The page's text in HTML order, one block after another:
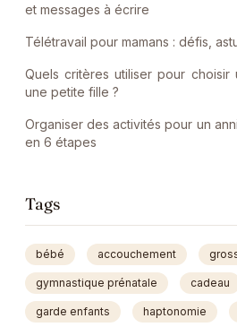
et messages à écrire
Télétravail pour mamans : défis,
Quels critères utiliser pour
une petite fille ?
Organiser des activités pour un
en 6 étapes
Tags
bébé accouchement
gymnastique prénatale cadeau
garde enfants haptonomie